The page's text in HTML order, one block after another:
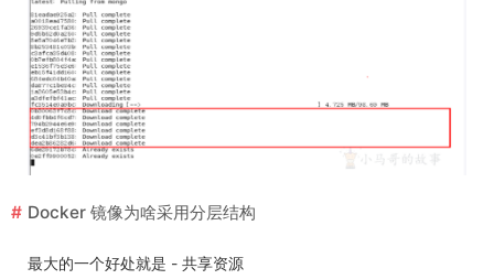
Docker 镜像为啥采用分层结构
最大的一个好处就是 - 共享资源